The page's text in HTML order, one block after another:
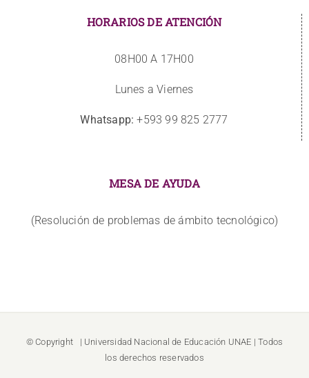
HORARIOS DE ATENCIÓN
08H00 A 17H00
Lunes a Viernes
Whatsapp: +593 99 825 2777
MESA DE AYUDA
(Resolución de problemas de ámbito tecnológico)
© Copyright | Universidad Nacional de Educación UNAE | Todos
los derechos reservados